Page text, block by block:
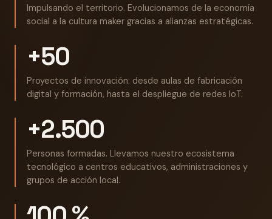
Impulsando el territorio. Evolucionamos de la economía
social a la cultura maker gracias a alianzas estratégicas.
+50
Proyectos de innovación: desde aulas de fabricación
digital y formación, hasta el despliegue de redes IoT.
+2.500
Personas formadas. Llevamos nuestro ecosistema
tecnológico a centros educativos, administraciones y
grupos de acción local.